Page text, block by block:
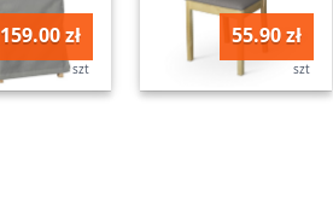
159.00 zł
szt
55.90 zł
szt